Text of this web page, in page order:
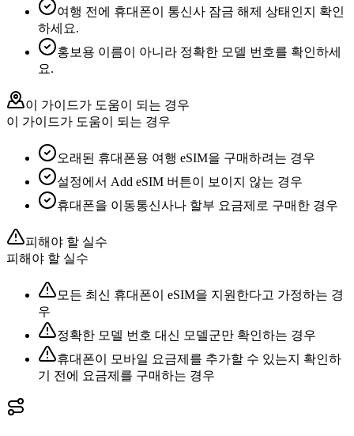
여행 전에 휴대폰이 통신사 잠금 해제 상태인지 확인
하세요.
홍보용 이름이 아니라 정확한 모델 번호를 확인하세
요.
이 가이드가 도움이 되는 경우
이 가이드가 도움이 되는 경우
오래된 휴대폰용 여행 eSIM을 구매하려는 경우
설정에서 Add eSIM 버튼이 보이지 않는 경우
휴대폰을 이동통신사나 할부 요금제로 구매한 경우
피해야 할 실수
피해야 할 실수
모든 최신 휴대폰이 eSIM을 지원한다고 가정하는 경
우
정확한 모델 번호 대신 모델군만 확인하는 경우
휴대폰이 모바일 요금제를 추가할 수 있는지 확인하
기 전에 요금제를 구매하는 경우